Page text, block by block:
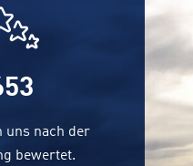
uns nach der
bewertet.